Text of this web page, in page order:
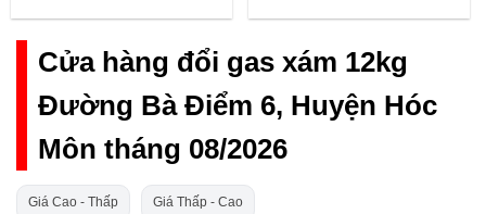
Cửa hàng đổi gas xám 12kg
Đường Bà Điểm 6, Huyện Hóc
Môn tháng 08/2026
Giá Cao - Thấp Giá Thấp - Cao